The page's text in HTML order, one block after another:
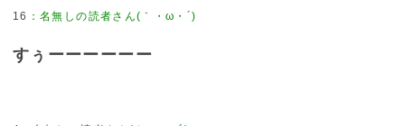
16 ：名無しの読者さん(｀・ω・´)
すぅーーーーーー